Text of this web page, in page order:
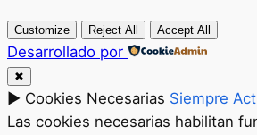
Customize Reject All Accept All
Desarrollado por
✖
► Cookies Necesarias Siempre
Las cookies necesarias habilitan